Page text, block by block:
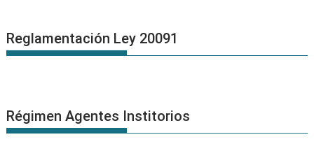
Reglamentación Ley 20091
Régimen Agentes Institorios